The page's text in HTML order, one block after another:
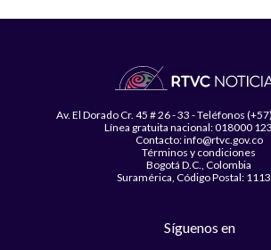
Av. El Dorado Cr. 45 # 26 - 33 - Teléfonos
Línea gratuita nacional: 018000
Contacto: info@rtvc.gov.co
Términos y condiciones
Bogotá D.C., Colombia
Suramérica, Código Postal:
Síguenos en